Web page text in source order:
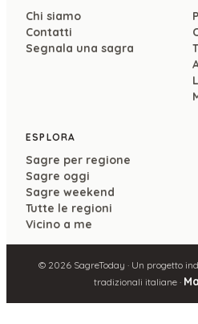
Chi siamo
Contatti
Segnala una sagra
ESPLORA
Sagre per regione
Sagre oggi
Sagre weekend
Tutte le regioni
Vicino a me
© 2026SagreToday · Un progetto
tradizionali italiane ·